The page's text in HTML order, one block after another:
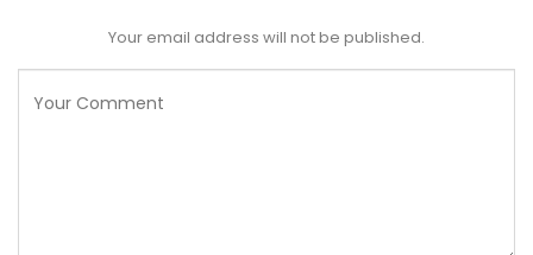
Your email address will not be published.